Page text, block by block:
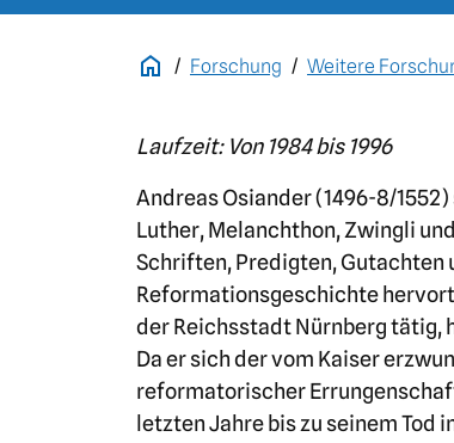
Forschung Weitere
Laufzeit: Von 1984 bis 1996
Andreas Osiander (1496-8/
Luther, Melanchthon, Zwingli
Schriften, Predigten, Gutachten
Reformationsgeschichte
der Reichsstadt Nürnberg tätig,
Da er sich der vom Kaiser
reformatorischer
letzten Jahre bis zu seinem Tod